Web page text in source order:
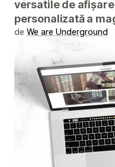
versatile de
personalizată a
de We are Underground